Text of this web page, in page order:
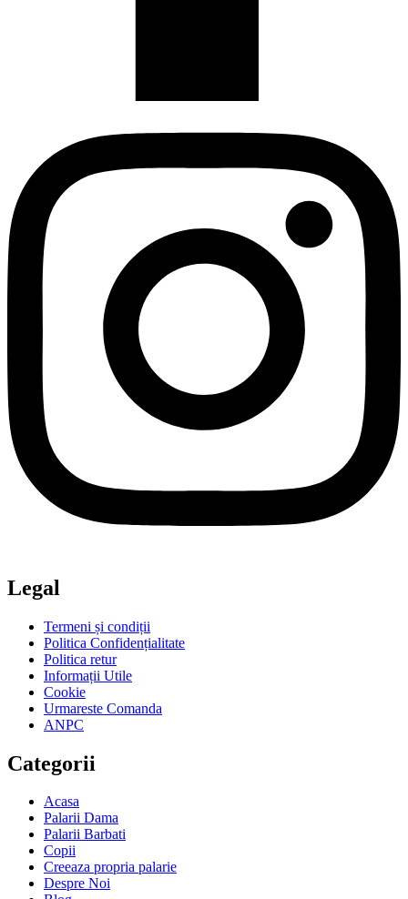
Legal
Termeni și condiții
Politica Confidențialitate
Politica retur
Informații Utile
Cookie
Urmareste Comanda
ANPC
Categorii
Acasa
Palarii Dama
Palarii Barbati
Copii
Creeaza propria palarie
Despre Noi